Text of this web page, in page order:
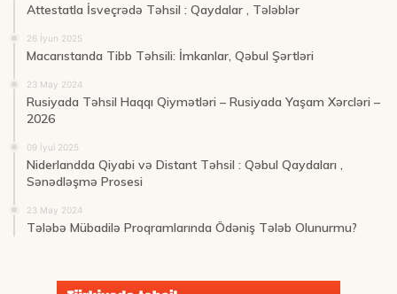
Attestatla İsveçrədə Təhsil : Qaydalar , Tələblər
26 İyun 2025
Macarıstanda Tibb Təhsili: İmkanlar, Qəbul Şərtləri
23 May 2024
Rusiyada Təhsil Haqqı Qiymətləri – Rusiyada Yaşam Xərcləri –
2026
09 İyul 2025
Niderlandda Qiyabi və Distant Təhsil : Qəbul Qaydaları ,
Sənədləşmə Prosesi
23 May 2024
Tələbə Mübadilə Proqramlarında Ödəniş Tələb Olunurmu?